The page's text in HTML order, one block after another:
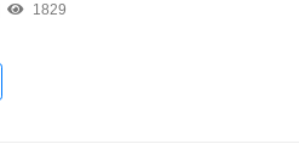
1829